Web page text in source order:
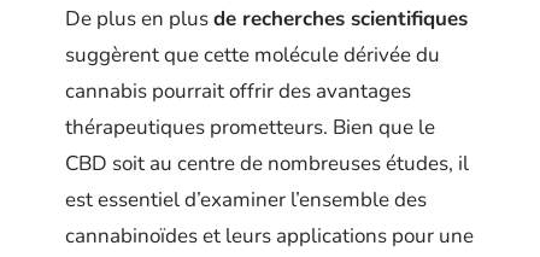
De plus en plusde recherches scientifiques
suggèrent que cette molécule dérivée du
cannabis pourrait offrir des avantages
thérapeutiques prometteurs. Bien que le
CBD soit au centre de nombreuses études, il
est essentiel d’examiner l’ensemble des
cannabinoïdes et leurs applications pour une